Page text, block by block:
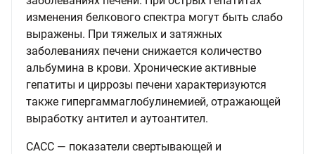
изменения белкового спектра могут быть слабо
выражены. При тяжелых и затяжных
заболеваниях печени снижается количество
альбумина в крови. Хронические активные
гепатиты и циррозы печени характеризуются
также гипергаммаглобулинемией, отражающей
выработку антител и аутоантител.
САСС — показатели свертывающей и